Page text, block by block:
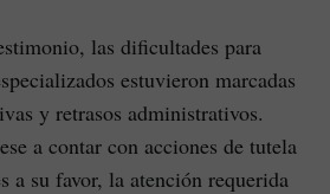
las dificultades para
estuvieron marcadas
y retrasos administrativos.
a contar con acciones de tutela
a su favor, la atención requerida